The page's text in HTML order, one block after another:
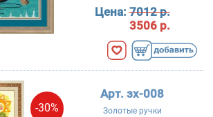
Цена:7012 р.
3506 р.
-30%
Арт. зх-008
Золотые ручки